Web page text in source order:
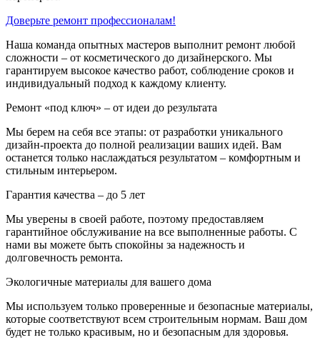
Доверьте ремонт профессионалам!
Наша команда опытных мастеров выполнит ремонт любой
сложности – от косметического до дизайнерского. Мы
гарантируем высокое качество работ, соблюдение сроков и
индивидуальный подход к каждому клиенту.
Ремонт «под ключ» – от идеи до результата
Мы берем на себя все этапы: от разработки уникального
дизайн-проекта до полной реализации ваших идей. Вам
останется только наслаждаться результатом – комфортным и
стильным интерьером.
Гарантия качества – до 5 лет
Мы уверены в своей работе, поэтому предоставляем
гарантийное обслуживание на все выполненные работы. С
нами вы можете быть спокойны за надежность и
долговечность ремонта.
Экологичные материалы для вашего дома
Мы используем только проверенные и безопасные материалы,
которые соответствуют всем строительным нормам. Ваш дом
будет не только красивым, но и безопасным для здоровья.